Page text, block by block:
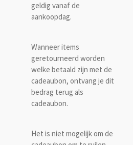
geldig vanaf de
aankoopdag.
Wanneer items
geretourneerd worden
welke betaald zijn met de
cadeaubon, ontvang je dit
bedrag terug als
cadeaubon.
Het is niet mogelijk om de